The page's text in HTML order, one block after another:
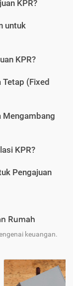
KPR?
untuk
KPR?
Tetap (Fixed
Mengambang
KPR?
Pengajuan
Rumah
keuangan.